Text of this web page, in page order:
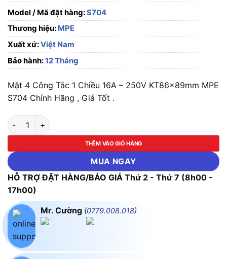
Model / Mã đặt hàng:S704
Thương hiệu: MPE
Xuất xứ:Việt Nam
Bảo hành:12 Tháng
Mặt 4 Công Tắc 1 Chiều 16A – 250V KT86x89mm MPE
S704 Chính Hãng , Giá Tốt .
Mặt 4 Công Tắc 1 Chiều 16A - 250V KT86x89mm MPE S704
THÊM VÀO GIỎ HÀNG
MUA NGAY
HỖ TRỢ ĐẶT HÀNG/BÁO GIÁ Thứ 2 - Thứ 7 (8h00 -
17h00)
Mr. Cường (0779.008.018)